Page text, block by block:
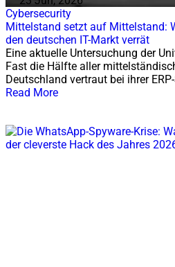
Cybersecurity
Mittelstand setzt auf Mittelstand:
den deutschen IT-Markt verrät
Eine aktuelle Untersuchung der
Fast die Hälfte aller
Deutschland vertraut bei ihrer
Read More